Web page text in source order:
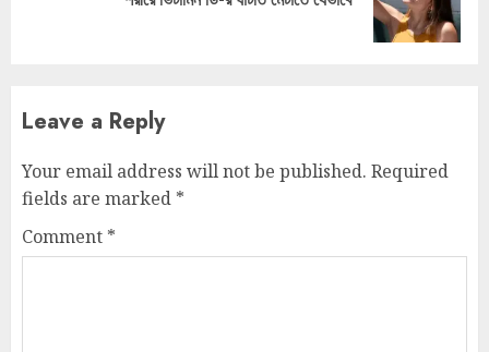
Leave a Reply
Your email address will not be published. Required
fields are marked *
Comment *